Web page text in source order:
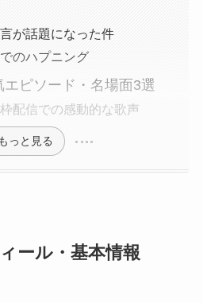
が話題になった件
のハプニング
ピソード・名場面3選
配信での感動的な歌声
もっと見る
ール・基本情報